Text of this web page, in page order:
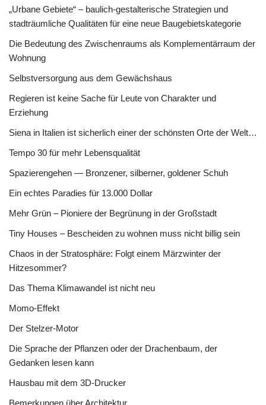
„Urbane Gebiete“ – baulich-gestalterische Strategien und
stadträumliche Qualitäten für eine neue Baugebietskategorie
Die Bedeutung des Zwischenraums als Komplementärraum der
Wohnung
Selbstversorgung aus dem Gewächshaus
Regieren ist keine Sache für Leute von Charakter und
Erziehung
Siena in Italien ist sicherlich einer der schönsten Orte der Welt…
Tempo 30 für mehr Lebensqualität
Spazierengehen — Bronzener, silberner, goldener Schuh
Ein echtes Paradies für 13.000 Dollar
Mehr Grün – Pioniere der Begrünung in der Großstadt
Tiny Houses – Bescheiden zu wohnen muss nicht billig sein
Chaos in der Stratosphäre: Folgt einem Märzwinter der
Hitzesommer?
Das Thema Klimawandel ist nicht neu
Momo-Effekt
Der Stelzer-Motor
Die Sprache der Pflanzen oder der Drachenbaum, der
Gedanken lesen kann
Hausbau mit dem 3D-Drucker
Bemerkungen über Architektur